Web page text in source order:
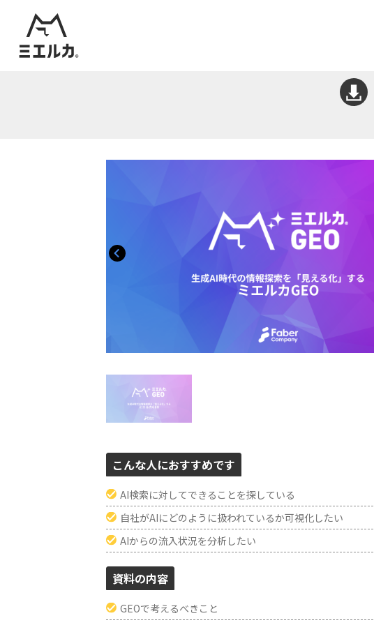
こんな人におすすめです
AI検索に対してできることを探している
自社がAIにどのように扱われているか可視化したい
AIからの流入状況を分析したい
資料の内容
GEOで考えるべきこと